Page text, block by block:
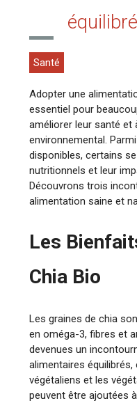
Santé
Adopter une
essentiel pour
améliorer leur santé et
environnemental.
disponibles, certains
nutritionnels et leur
Découvrons trois
alimentation saine et
Les
Chia Bio
Les graines de chia
en oméga-3, fibres et
devenues un
alimentaires
végétaliens et les
peuvent être ajoutées